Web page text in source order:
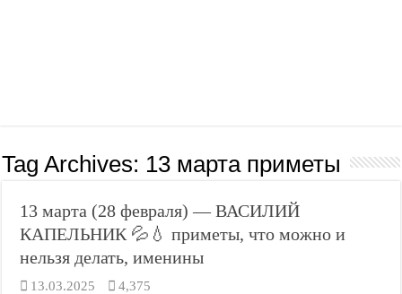
Tag Archives: 13 марта приметы
13 марта (28 февраля) — ВАСИЛИЙ
КАПЕЛЬНИК 💦💧 приметы, что можно и
нельзя делать, именины
13.03.2025 4,375